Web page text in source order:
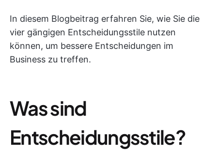
In diesem Blogbeitrag erfahren Sie, wie Sie die
vier gängigen Entscheidungsstile nutzen
können, um bessere Entscheidungen im
Business zu treffen.
Was sind
Entscheidungsstile?